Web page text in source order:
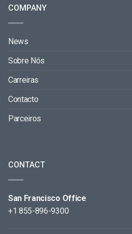
COMPANY
News
Sobre Nós
Carreiras
Contacto
Parceiros
CONTACT
San Francisco Office
+1 855-896-9300